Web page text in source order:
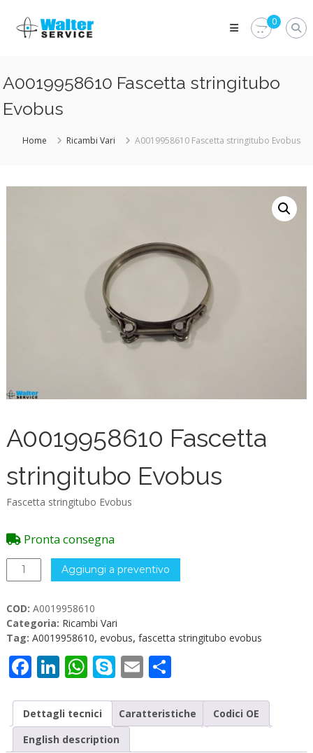
content
Walter
Service
parti
del
veicolo?
Service
0
A0019958610 Fascetta stringitubo
Evobus
Home Ricambi Vari A0019958610 Fascetta stringitubo Evobus
A0019958610 Fascetta
stringitubo Evobus
Fascetta stringitubo Evobus
Pronta consegna
A0019958610
Fascetta
Evobus
quantità
Aggiungi a preventivo
COD: A0019958610
Categoria: Ricambi Vari
Tag: A0019958610, evobus, fascetta stringitubo evobus
Facebook
LinkedIn
WhatsApp
Skype
EmailCondividi
Dettagli tecnici Caratteristiche
Codici OE
English description